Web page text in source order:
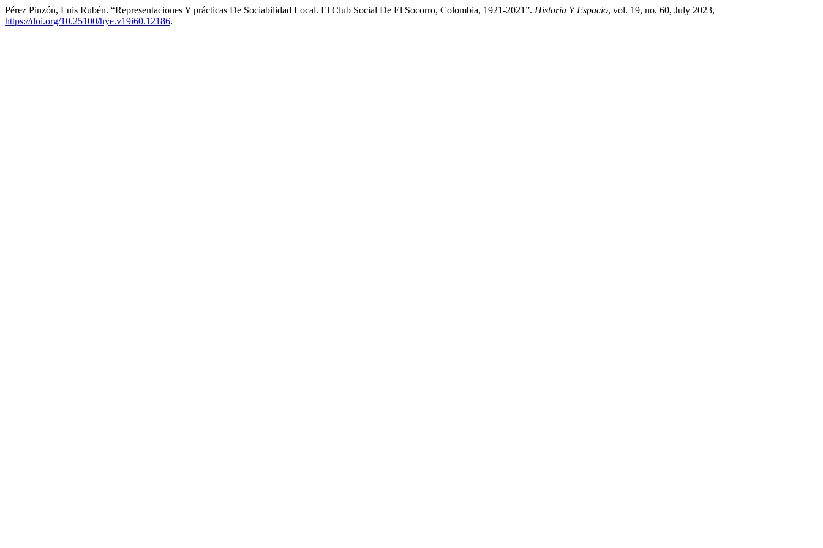
Pérez Pinzón, Luis Rubén. “Representaciones Y prácticas De Sociabilidad Local. El Club Social De El Socorro, Colombia, 1921-2021”. Historia Y Espacio, vol. 19, no. 60, July 2023,
https://doi.org/10.25100/hye.v19i60.12186.